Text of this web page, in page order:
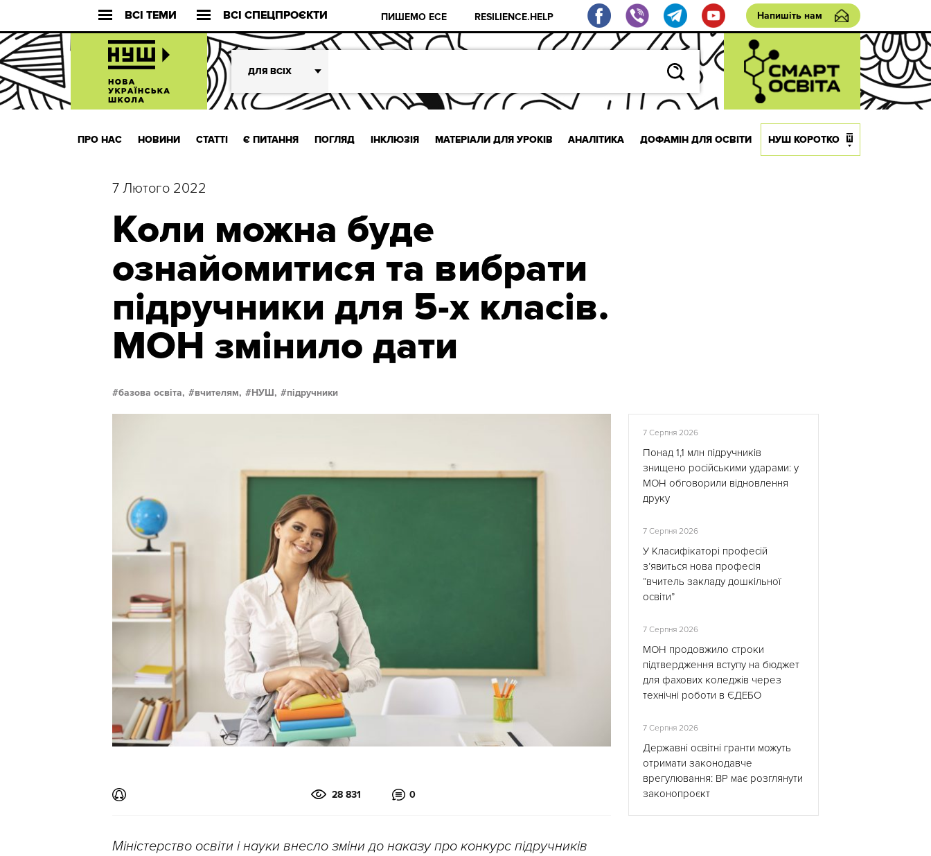
ВСІ ТЕМИ ВСІ СПЕЦПРОЄКТИ ПИШЕМО ЕСЕ RESILIENCE.HELP Напишіть нам
ДЛЯ ВСІХ
ПРО НАС НОВИНИ СТАТТІ Є ПИТАННЯ ПОГЛЯД ІНКЛЮЗІЯ МАТЕРІАЛИ ДЛЯ УРОКІВ АНАЛІТИКА ДОФАМІН ДЛЯ ОСВІТИ НУШ КОРОТКО
7 Лютого 2022
Коли можна буде
ознайомитися та вибрати
підручники для 5-х класів.
МОН змінило дати
базова освіта, вчителям, НУШ, підручники
28 831 0
Міністерство освіти і науки внесло зміни до наказу про конкурс підручників
7 Серпня 2026
Понад 1,1 млн підручників
знищено російськими ударами: у
МОН обговорили відновлення
друку
7 Серпня 2026
У Класифікаторі професій
з’явиться нова професія
“вчитель закладу дошкільної
освіти”
7 Серпня 2026
МОН продовжило строки
підтвердження вступу на бюджет
для фахових коледжів через
технічні роботи в ЄДЕБО
7 Серпня 2026
Державні освітні гранти можуть
отримати законодавче
врегулювання: ВР має розглянути
законопроєкт